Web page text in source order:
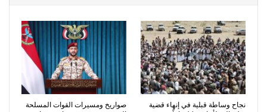
نجاح وساطة قبلية في إنهاء قضية
صواريخ ومسيرات القوات المسلحة